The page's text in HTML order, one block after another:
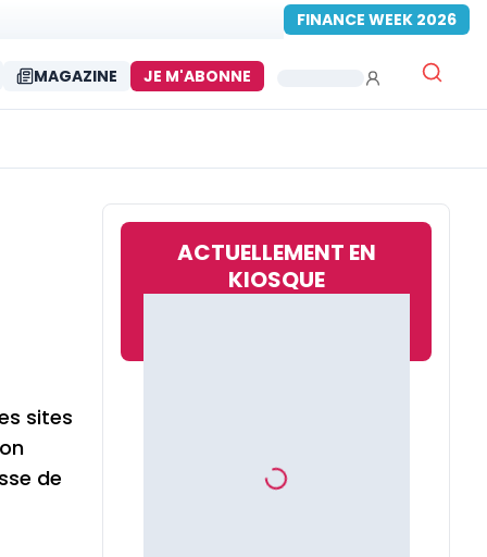
FINANCE WEEK 2026
MAGAZINE JE M'ABONNE
sites
de
ACTUELLEMENT EN
KIOSQUE